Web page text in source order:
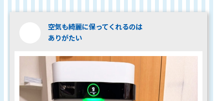
空気も綺麗に保ってくれるのは
ありがたい